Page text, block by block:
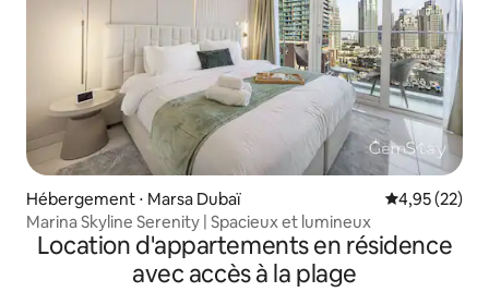
Hébergement ⋅ Marsa Dubaï Évaluation
4,95 (22)
Marina Skyline Serenity | Spacieux et lumineux
Location d'appartements en résidence
avec accès à la plage